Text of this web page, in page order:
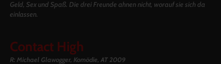
Geld, Sex und Spaß. Die drei Freunde ahnen nicht, worauf sie sich da
einlassen.
Contact High
R: Michael Glawogger, Komödie, AT 2009